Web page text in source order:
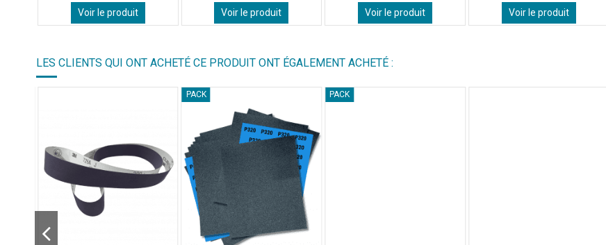
Voir le produit Voir le produit Voir le produit Voir le produit
LES CLIENTS QUI ONT ACHETÉ CE PRODUIT ONT ÉGALEMENT ACHETÉ :
PACK PACK